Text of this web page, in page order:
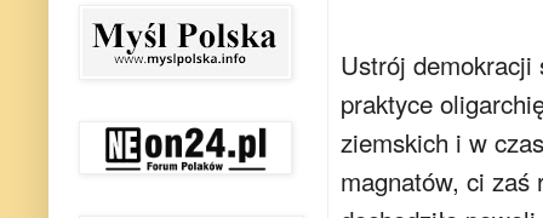
Ustrój demokracji
praktyce
ziemskich i w
magnatów, ci zaś